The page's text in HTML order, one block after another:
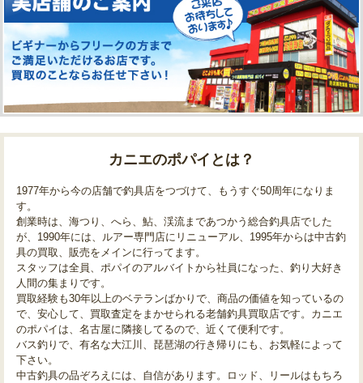
カニエのポパイとは？
1977年から今の店舗で釣具店をつづけて、もうすぐ50周年になりま
す。
創業時は、海つり、へら、鮎、渓流まであつかう総合釣具店でした
が、1990年には、ルアー専門店にリニューアル、1995年からは中古釣
具の買取、販売をメインに行ってます。
スタッフは全員、ポパイのアルバイトから社員になった、釣り大好き
人間の集まりです。
買取経験も30年以上のベテランばかりで、商品の価値を知っているの
で、安心して、買取査定をまかせられる老舗釣具買取店です。カニエ
のポパイは、名古屋に隣接してるので、近くて便利です。
バス釣りで、有名な大江川、琵琶湖の行き帰りにも、お気軽によって
下さい。
中古釣具の品ぞろえには、自信があります。ロッド、リールはもちろ